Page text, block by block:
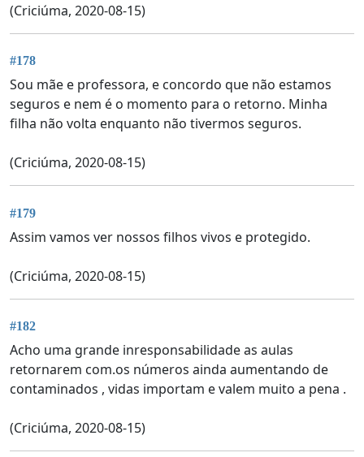
(Criciúma, 2020-08-15)
#178
Sou mãe e professora, e concordo que não estamos
seguros e nem é o momento para o retorno. Minha
filha não volta enquanto não tivermos seguros.
(Criciúma, 2020-08-15)
#179
Assim vamos ver nossos filhos vivos e protegido.
(Criciúma, 2020-08-15)
#182
Acho uma grande inresponsabilidade as aulas
retornarem com.os números ainda aumentando de
contaminados , vidas importam e valem muito a pena .
(Criciúma, 2020-08-15)